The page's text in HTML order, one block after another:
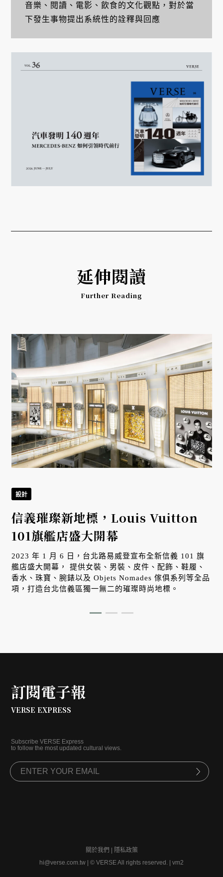
音樂、閱讀、電影、飲食的文化觀點，對於當
下發生事物提出系統性的詮釋與回應
延伸閱讀
Further Reading
設計
信義璀璨新地標，Louis Vuitton
101旗艦店盛大開幕
2023 年 1 月 6 日，台北路易威登宣布全新信義 101 旗
艦店盛大開幕， 提供女裝、男裝、皮件、配飾、鞋履、
香水、珠寶、腕錶以及 Objets Nomades 傢俱系列等全品
項，打造台北信義區獨一無二的璀璨時尚地標。
訂閱電子報
VERSE EXPRESS
Subscribe VERSE Express
to follow the most updated cultural views.
關於我們
隱私政策
hi@verse.com.tw
© VERSE All rights reserved. | vm2